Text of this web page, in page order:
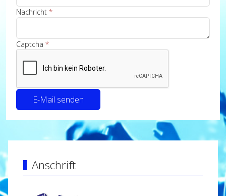
Nachricht *
Captcha *
E-Mail senden
Anschrift